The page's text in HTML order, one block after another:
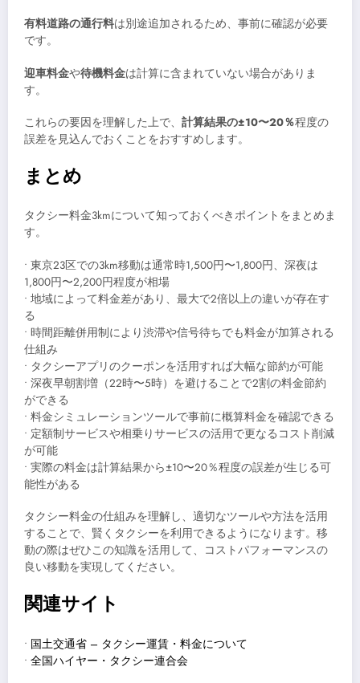
有料道路の通行料は別途追加されるため、事前に確認が必要
です。
迎車料金や待機料金は計算に含まれていない場合がありま
す。
これらの要因を理解した上で、 計算結果の±10〜20％程度の
誤差を見込んでおくことをおすすめします。
まとめ
タクシー料金3kmについて知っておくべきポイントをまとめま
す。
• 東京23区での3km移動は通常時1,500円〜1,800円、深夜は
1,800円〜2,200円程度が相場
• 地域によって料金差があり、最大で2倍以上の違いが存在す
る
• 時間距離併用制により渋滞や信号待ちでも料金が加算される
仕組み
• タクシーアプリのクーポンを活用すれば大幅な節約が可能
• 深夜早朝割増（22時〜5時）を避けることで2割の料金節約
ができる
• 料金シミュレーションツールで事前に概算料金を確認できる
• 定額制サービスや相乗りサービスの活用で更なるコスト削減
が可能
• 実際の料金は計算結果から±10〜20％程度の誤差が生じる可
能性がある
タクシー料金の仕組みを理解し、適切なツールや方法を活用
することで、賢くタクシーを利用できるようになります。移
動の際はぜひこの知識を活用して、コストパフォーマンスの
良い移動を実現してください。
関連サイト
• 国土交通省 – タクシー運賃・料金について
• 全国ハイヤー・タクシー連合会